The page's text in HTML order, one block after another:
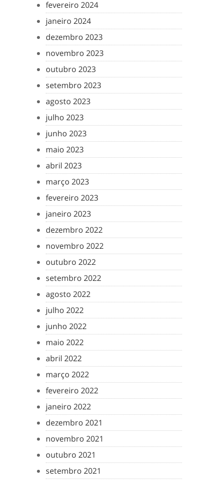
fevereiro 2024
janeiro 2024
dezembro 2023
novembro 2023
outubro 2023
setembro 2023
agosto 2023
julho 2023
junho 2023
maio 2023
abril 2023
março 2023
fevereiro 2023
janeiro 2023
dezembro 2022
novembro 2022
outubro 2022
setembro 2022
agosto 2022
julho 2022
junho 2022
maio 2022
abril 2022
março 2022
fevereiro 2022
janeiro 2022
dezembro 2021
novembro 2021
outubro 2021
setembro 2021